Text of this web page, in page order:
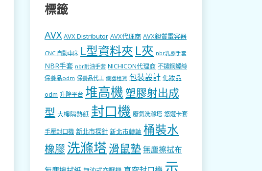
標籤
AVX AVX Distributor AVX代理商 AVX鉭質電容器
CNC 自動車床 L型資料夾 L夾 nbr乳膠手套
NBR手套 nbr耐油手套 NICHICON代理商 不鏽鋼螺絲
保養品odm 保養品代工 儀器租賃 包裝設計 化妝品
odm 升降平台 堆高機 塑膠射出成
型 大樓隔熱紙 封口機 廢氣洗滌塔 悠遊卡套
手壓封口機 新北市探針 新北市轉軸 桶裝水
橡膠 洗滌塔 滑鼠墊無塵擦拭布